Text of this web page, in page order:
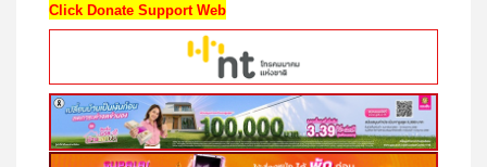
Click Donate Support Web